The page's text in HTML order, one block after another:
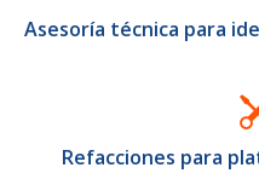
Asesoría técnica para
Refacciones para